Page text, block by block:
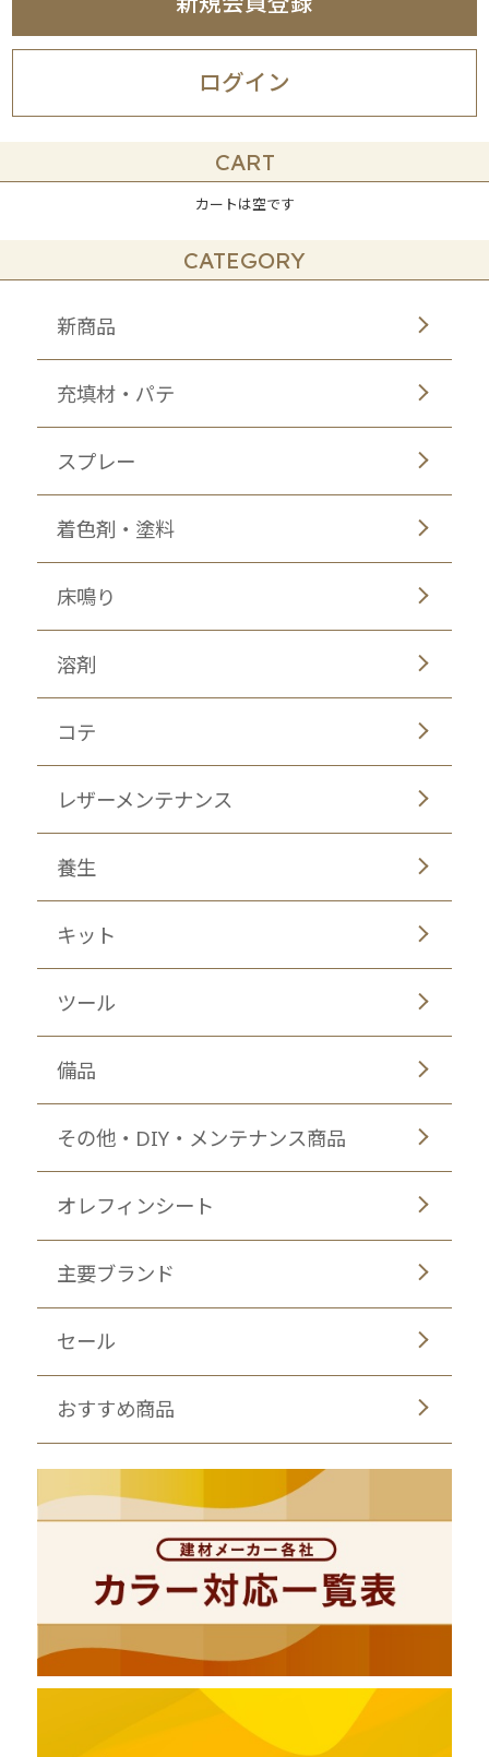
ログイン
CART
カートは空です
CATEGORY
新商品
充填材・パテ
スプレー
着色剤・塗料
床鳴り
溶剤
コテ
レザーメンテナンス
養生
キット
ツール
備品
その他・DIY・メンテナンス商品
オレフィンシート
主要ブランド
セール
おすすめ商品